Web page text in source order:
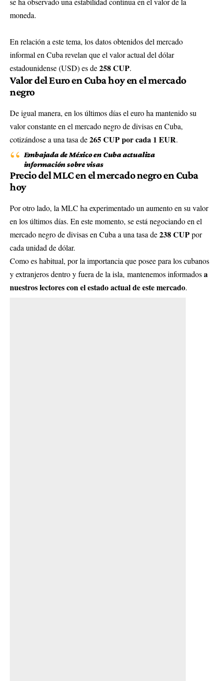
moneda.
En relación a este tema, los datos obtenidos del mercado
informal en Cuba revelan que el valor actual del dólar
estadounidense (USD) es de258 CUP.
Valor del Euro en Cuba hoy en el mercado
negro
De igual manera, en los últimos días el euro ha mantenido su
valor constante en el mercado negro de divisas en Cuba,
cotizándose a una tasa de265 CUP por cada 1 EUR.
Embajada de México en Cuba actualiza
información sobre visas
Precio del MLC en el mercado negro en Cuba
hoy
Por otro lado, la MLC ha experimentado un aumento en su valor
en los últimos días. En este momento, se está negociando en el
mercado negro de divisas en Cuba a una tasa de238 CUPpor
cada unidad de dólar.
Como es habitual, por la importancia que posee para los cubanos
y extranjeros dentro y fuera de la isla, mantenemos informadosa
nuestros lectores con el estado actual de este mercado.